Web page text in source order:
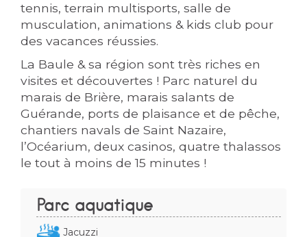
tennis, terrain multisports, salle de
musculation, animations & kids club pour
des vacances réussies.
La Baule & sa région sont très riches en
visites et découvertes ! Parc naturel du
marais de Brière, marais salants de
Guérande, ports de plaisance et de pêche,
chantiers navals de Saint Nazaire,
l’Océarium, deux casinos, quatre thalassos
le tout à moins de 15 minutes !
Parc aquatique
Jacuzzi